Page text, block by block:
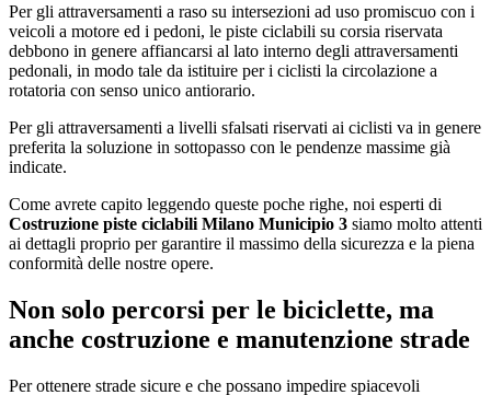
Per gli attraversamenti a raso su intersezioni ad uso promiscuo con i
veicoli a motore ed i pedoni, le piste ciclabili su corsia riservata
debbono in genere affiancarsi al lato interno degli attraversamenti
pedonali, in modo tale da istituire per i ciclisti la circolazione a
rotatoria con senso unico antiorario.
Per gli attraversamenti a livelli sfalsati riservati ai ciclisti va in genere
preferita la soluzione in sottopasso con le pendenze massime già
indicate.
Come avrete capito leggendo queste poche righe, noi esperti di
Costruzione piste ciclabili Milano Municipio 3 siamo molto attenti
ai dettagli proprio per garantire il massimo della sicurezza e la piena
conformità delle nostre opere.
Non solo percorsi per le biciclette, ma
anche costruzione e manutenzione strade
Per ottenere strade sicure e che possano impedire spiacevoli